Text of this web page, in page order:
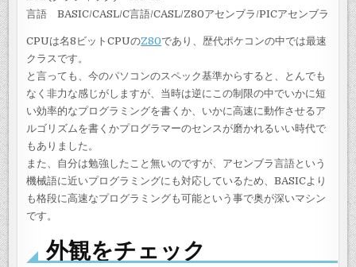
言語 BASIC/CASL/C言語/CASL/Z80アセンブラ/PICアセンブラ
CPUは名8ビットCPUのZ80であり、歴代ポケコンの中では最速
クラスです。
と言っても、今のパソコンのスペック基準からすると、とんでも
なく非力な感じがしますが、当時は逆にこの制限の中でいかに短
い効率的なプログラミングを書くか、いかに高速に動作させるア
ルゴリズムを書くかプログラマーのセンスが磨かれるいい時代で
もありました。
また、自分は勉強したこと無いのですが、アセンブラ言語という
機械語に近いプログラミングにも対応しているため、BASICより
も格段に高速なプログラミングも可能という事で奥が深いマシン
です。
外観をチェック